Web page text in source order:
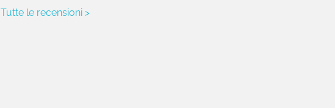
Tutte le recensioni >